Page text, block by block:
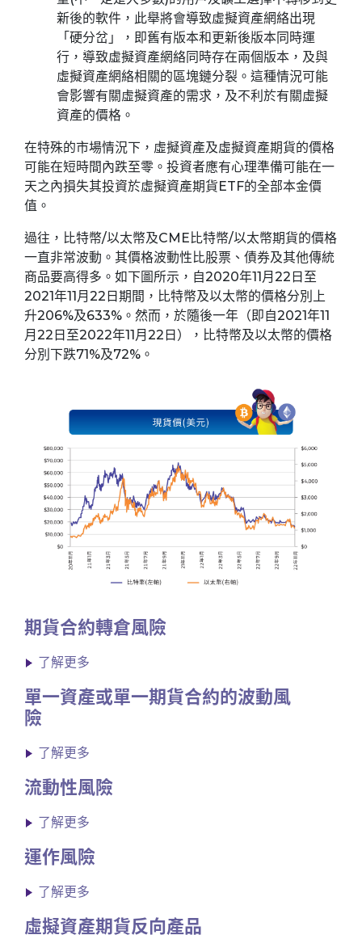
新後的軟件，此舉將會導致虛擬資產網絡出現
「硬分岔」，即舊有版本和更新後版本同時運
行，導致虛擬資產網絡同時存在兩個版本，及與
虛擬資產網絡相關的區塊鏈分裂。這種情況可能
會影響有關虛擬資產的需求，及不利於有關虛擬
資產的價格。
在特殊的市場情況下，虛擬資產及虛擬資產期貨的價格
可能在短時間內跌至零。投資者應有心理準備可能在一
天之內損失其投資於虛擬資產期貨ETF的全部本金價
值。
過往，比特幣/以太幣及CME比特幣/以太幣期貨的價格
一直非常波動。其價格波動性比股票、債券及其他傳統
商品要高得多。如下圖所示，自2020年11月22日至
2021年11月22日期間，比特幣及以太幣的價格分別上
升206%及633%。然而，於隨後一年（即自2021年11
月22日至2022年11月22日），比特幣及以太幣的價格
分別下跌71%及72%。
期貨合約轉倉風險
了解更多
單一資產或單一期貨合約的波動風
險
了解更多
流動性風險
了解更多
運作風險
了解更多
虛擬資產期貨反向產品